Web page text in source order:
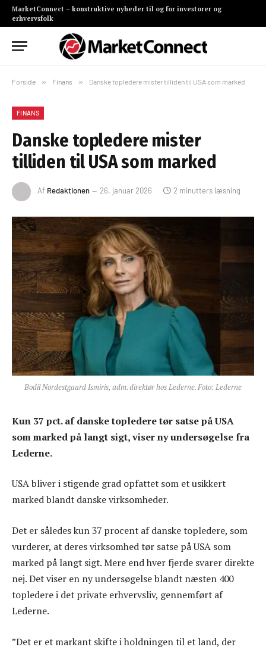
MarketConnect – konstruktive nyheder til og for investorer og
erhvervsfolk
Forside » Finans » Danske topledere mister tilliden til USA som marked
FINANS
Danske topledere mister
tilliden til USA som marked
Af Redaktionen 26. januar 2026 2 minutters læsning
Bodil Nordestgaard Ismiris, adm. direktør hos Lederne. Foto: Lederne
Kun 37 pct. af danske topledere tør satse på USA
som marked på langt sigt, viser ny undersøgelse fra
Lederne.
USA bliver i stigende grad opfattet som et usikkert
marked blandt danske virksomheder.
Det er således kun 37 procent af danske topledere, som
vurderer, at deres virksomhed tør satse på USA som
marked på langt sigt. Mere end hver fjerde svarer direkte
nej. Det viser en ny undersøgelse blandt næsten 400
topledere i det private erhvervsliv, gennemført af
Lederne.
”Det er et markant skifte i holdningen til et land, der